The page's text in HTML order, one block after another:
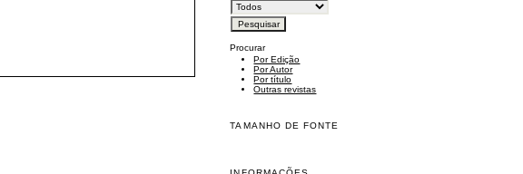
Procurar
Por Edição
Por Autor
Por título
Outras revistas
TAMANHO DE FONTE